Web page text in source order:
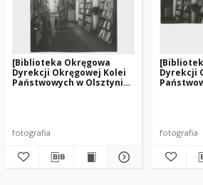
[Biblioteka Okręgowa
Dyrekcji Okręgowej Kolei
Państwowych w Olsztynie.
fotografia
Dyrekcji
fotografia